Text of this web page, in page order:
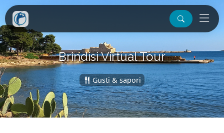
Brindisi Virtual Tour
Gusti & sapori